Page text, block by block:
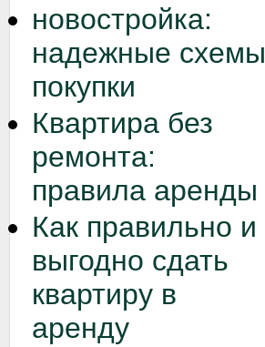
новостройка:
надежные схемы
покупки
Квартира без
ремонта:
правила аренды
Как правильно и
выгодно сдать
квартиру в
аренду